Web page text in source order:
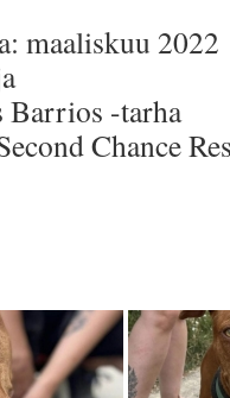
maaliskuu 2022
Barrios -tarha
Chance